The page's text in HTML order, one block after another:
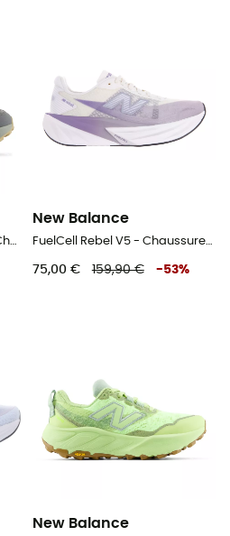
New Balance
75,00 € 159,90 € -53%
New Balance